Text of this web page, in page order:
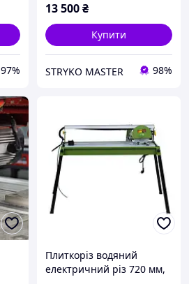
97%
13 500₴
Купити
STRYKO MASTER 98%
Плиткоріз водяний
електричний різ 720 мм,